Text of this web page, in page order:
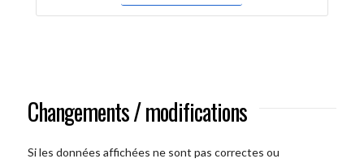
Changements / modifications
Si les données affichées ne sont pas correctes ou